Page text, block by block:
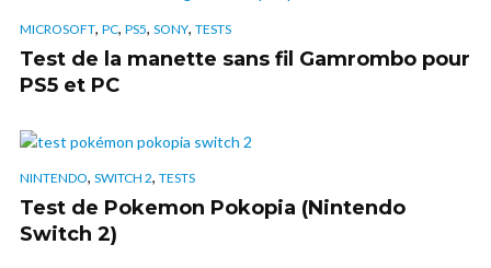
MICROSOFT, PC, PS5, SONY, TESTS
Test de la manette sans fil Gamrombo pour
PS5 et PC
NINTENDO, SWITCH 2, TESTS
Test de Pokemon Pokopia (Nintendo
Switch 2)